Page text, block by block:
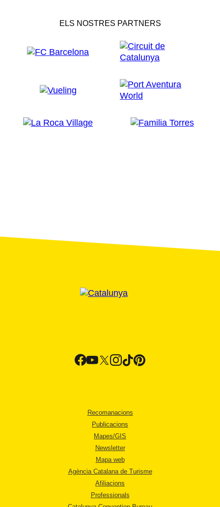
ELS NOSTRES PARTNERS
Recomanacions
Publicacions
Mapes/GIS
Newsletter
Mapa web
Agència Catalana de Turisme
Afiliacions
Professionals